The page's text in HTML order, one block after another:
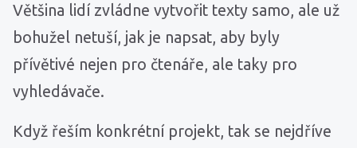
Většina lidí zvládne vytvořit texty samo, ale už
bohužel netuší, jak je napsat, aby byly
přívětivé nejen pro čtenáře, ale taky pro
vyhledávače.
Když řeším konkrétní projekt, tak se nejdříve